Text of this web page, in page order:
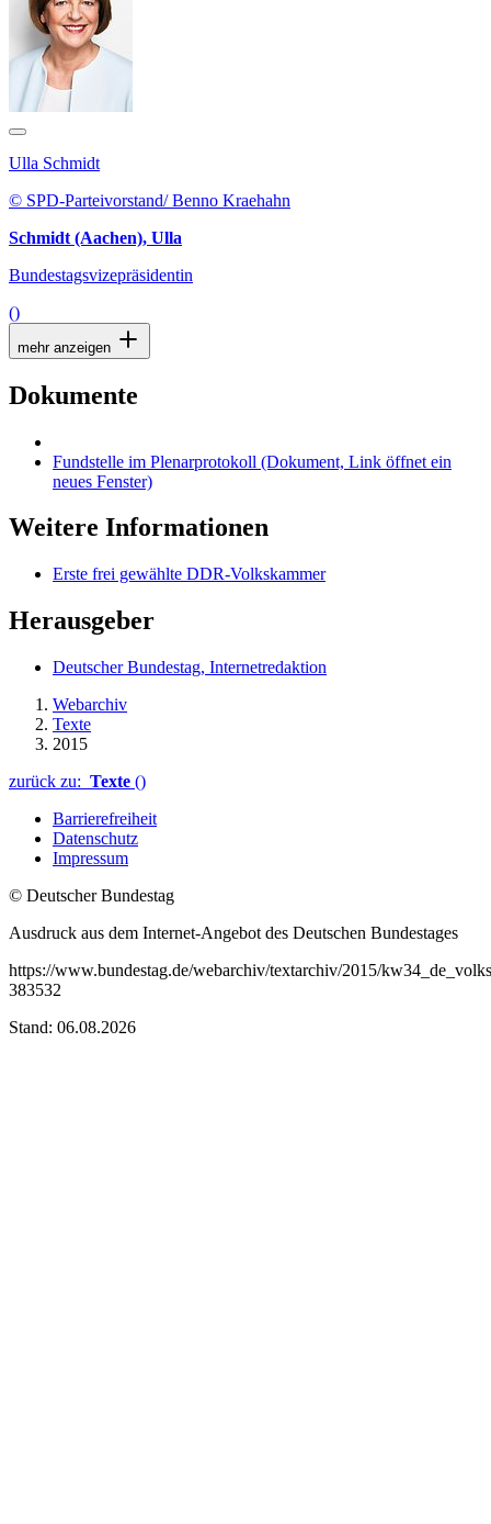
Ulla Schmidt
© SPD-Parteivorstand/ Benno Kraehahn
Schmidt (Aachen), Ulla
Bundestagsvizepräsidentin
()
mehr anzeigen
Dokumente
Fundstelle im Plenarprotokoll (Dokument, Link öffnet ein
neues Fenster)
Weitere Informationen
Erste frei gewählte DDR-Volkskammer
Herausgeber
Deutscher Bundestag, Internetredaktion
Webarchiv
Texte
2015
zurück zu: Texte ()
Barrierefreiheit
Datenschutz
Impressum
© Deutscher Bundestag
Ausdruck aus dem Internet-Angebot des Deutschen Bundestages
https://www.bundestag.de/webarchiv/textarchiv/2015/
383532
Stand: 06.08.2026